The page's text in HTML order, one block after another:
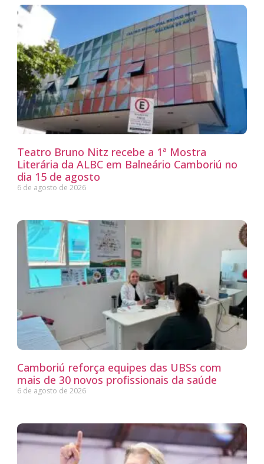
Teatro Bruno Nitz recebe a 1ª Mostra
Literária da ALBC em Balneário Camboriú no
dia 15 de agosto
6 de agosto de 2026
Camboriú reforça equipes das UBSs com
mais de 30 novos profissionais da saúde
6 de agosto de 2026